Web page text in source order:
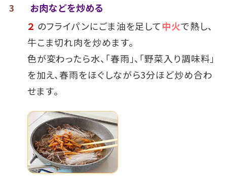
3
お肉などを炒める
２ のフライパンにごま油を足して中火で熱し、
牛こま切れ肉を炒めます。
色が変わったら水、「春雨」、「野菜入り調味料」
を加え、春雨をほぐしながら3分ほど炒め合わ
せます｡